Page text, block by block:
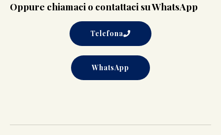
Oppure chiamaci o contattaci su WhatsApp
Telefona
WhatsApp